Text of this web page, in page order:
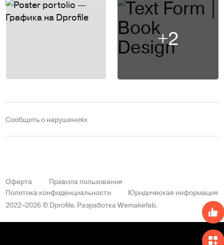
+2
Сообщить о нарушениях
2022–2026 © Dprofile. РазработкаWemakefab.
Оферта
Правила пользования
Политика конфиденциальности
Юридическая информация